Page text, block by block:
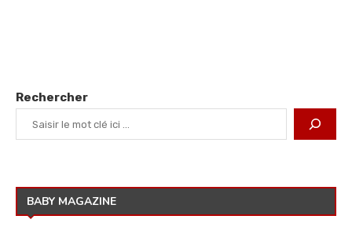
Rechercher
BABY MAGAZINE